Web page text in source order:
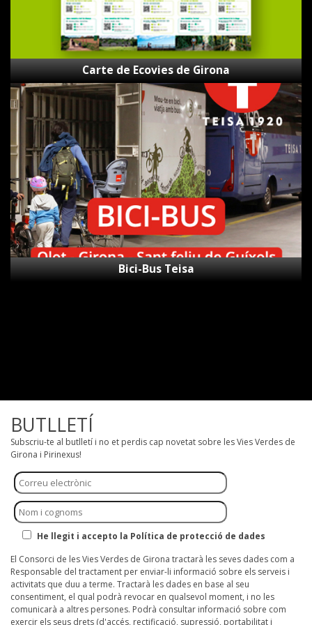
Carte de Ecovies de Girona
Bici-
Bus
Teisa
Bici-Bus Teisa
BUTLLETÍ
Subscriu-te al butlletí i no et perdis cap novetat sobre les Vies Verdes de
Girona i Pirinexus!
He llegit i accepto la Política de protecció de dades
El Consorci de les Vies Verdes de Girona tractarà les seves dades com a
Responsable del tractament per enviar-li informació sobre els serveis i
activitats que duu a terme. Tractarà les dades en base al seu
consentiment, el qual podrà revocar en qualsevol moment, i no les
comunicarà a altres persones. Podrà consultar informació sobre com
exercir els seus drets (d'accés, rectificació, supressió, portabilitat i